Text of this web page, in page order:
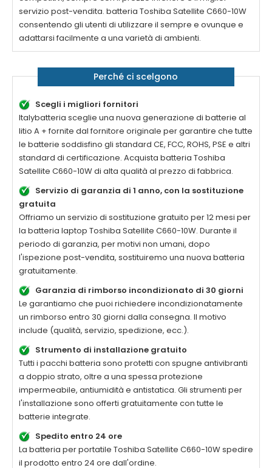
servizio post-vendita. batteria Toshiba Satellite C660-10W
consentendo gli utenti di utilizzare il sempre e ovunque e
adattarsi facilmente a una varietà di ambienti.
Perché ci scelgono
Scegli i migliori fornitori
Italybatteria sceglie una nuova generazione di batterie al
litio A + fornite dal fornitore originale per garantire che tutte
le batterie soddisfino gli standard CE, FCC, ROHS, PSE e altri
standard di certificazione. Acquista batteria Toshiba
Satellite C660-10Wdi alta qualità al prezzo di fabbrica.
Servizio di garanzia di 1 anno, con la sostituzione
gratuita
Offriamo un servizio di sostituzione gratuito per 12 mesi per
la batteria laptop Toshiba Satellite C660-10W. Durante il
periodo di garanzia, per motivi non umani, dopo
l'ispezione post-vendita, sostituiremo una nuova batteria
gratuitamente.
Garanzia di rimborso incondizionato di 30 giorni
Le garantiamo che puoi richiedere incondizionatamente
un rimborso entro 30 giorni dalla consegna. Il motivo
include (qualità, servizio, spedizione, ecc.).
Strumento di installazione gratuito
Tutti i pacchi batteria sono protetti con spugne antivibranti
a doppio strato, oltre a una spessa protezione
impermeabile, antiumidità e antistatica. Gli strumenti per
l'installazione sono offerti gratuitamente con tutte le
batterie integrate.
Spedito entro 24 ore
La batteria per portatile Toshiba Satellite C660-10Wspedire
il prodotto entro 24 ore dall'ordine.